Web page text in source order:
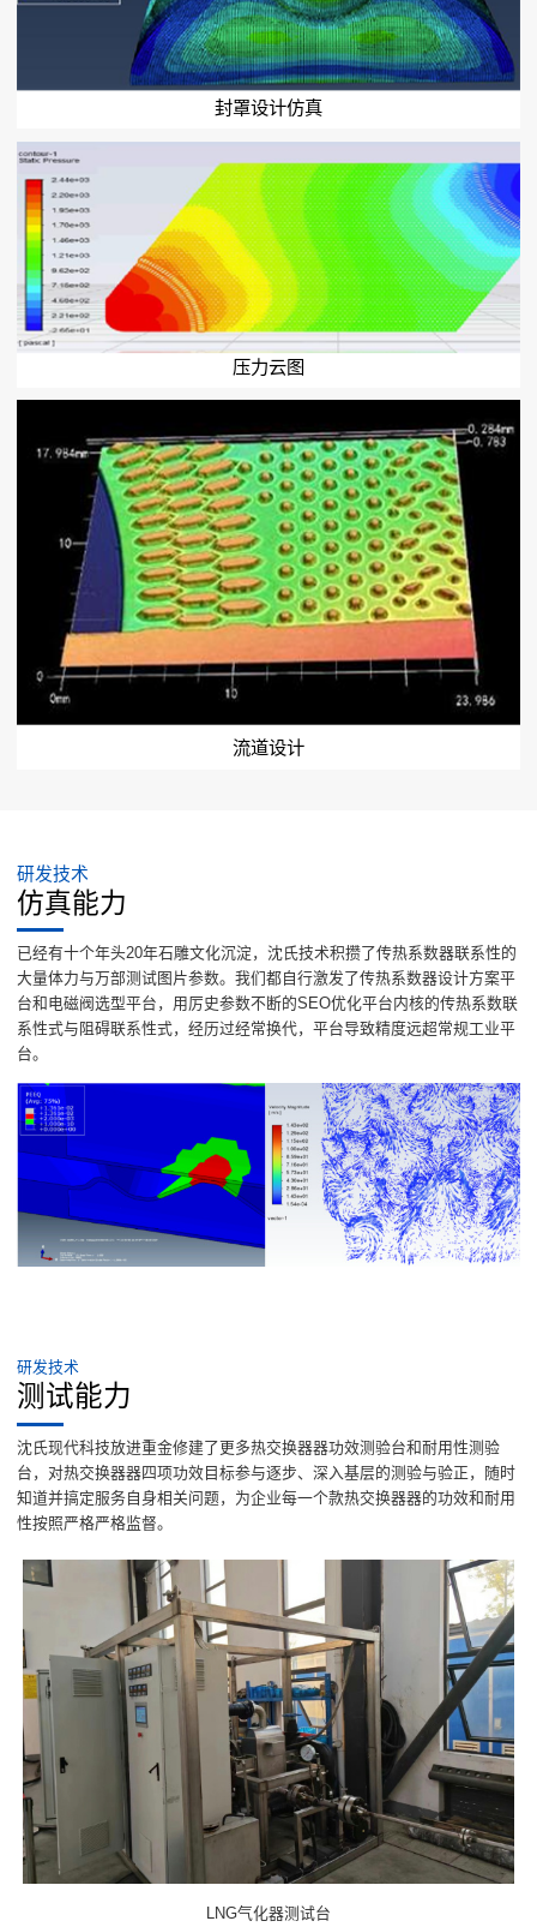
封罩设计仿真
压力云图
流道设计
研发技术
仿真能力
已经有十个年头20年石雕文化沉淀，沈氏技术积攒了传热系数器联系性的
大量体力与万部测试图片参数。我们都自行激发了传热系数器设计方案平
台和电磁阀选型平台，用厉史参数不断的SEO优化平台内核的传热系数联
系性式与阻碍联系性式，经历过经常换代，平台导致精度远超常规工业平
台。
研发技术
测试能力
沈氏现代科技放进重金修建了更多热交换器器功效测验台和耐用性测验
台，对热交换器器四项功效目标参与逐步、深入基层的测验与验正，随时
知道并搞定服务自身相关问题，为企业每一个款热交换器器的功效和耐用
性按照严格严格监督。
LNG气化器测试台